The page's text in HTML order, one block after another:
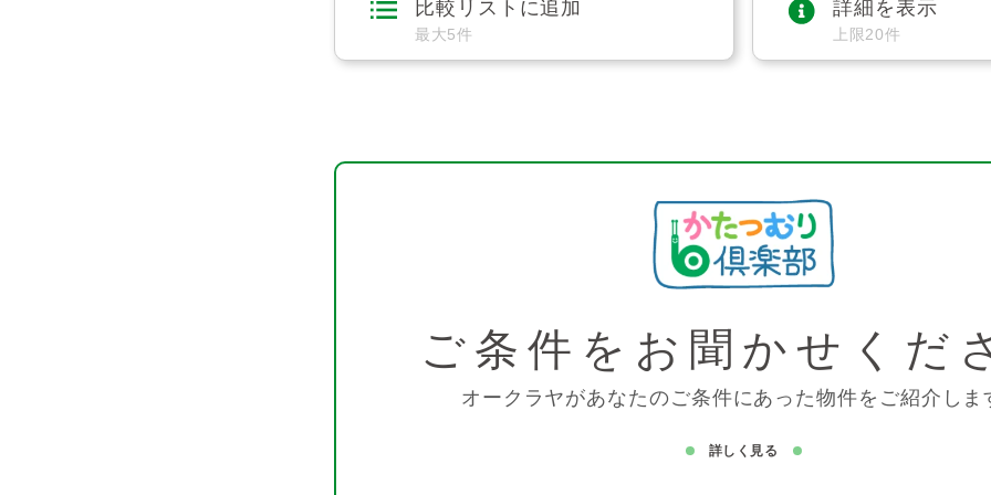
比較リストに追加
最大5件
詳細を表示
上限20件
ご条件を お聞かせくだ
オークラヤがあなたのご条件にあった物件をご紹介しま
詳しく見る